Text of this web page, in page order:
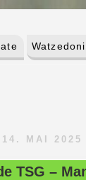
14. MAI 2025
TSG –